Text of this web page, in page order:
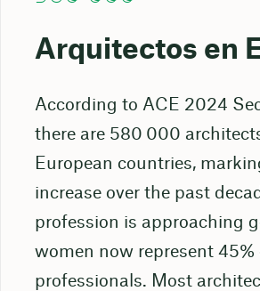
Arquitectos en
According to ACE 2024
there are 580 000
European countries,
increase over the past
profession is approaching
women now represent 45%
professionals. Most